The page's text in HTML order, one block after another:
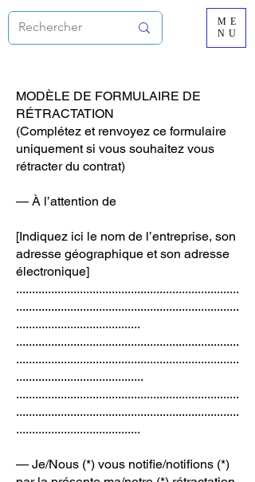
ME
NU
MODÈLE DE FORMULAIRE DE
RÉTRACTATION
(Complétez et renvoyez ce formulaire
uniquement si vous souhaitez vous
rétracter du contrat)
— À l’attention de
[Indiquez ici le nom de l’entreprise, son
adresse géographique et son adresse
électronique]
......................................................................
......................................................................
.......................................
......................................................................
......................................................................
........................................
......................................................................
......................................................................
.......................................
— Je/Nous (*) vous notifie/notifions (*)